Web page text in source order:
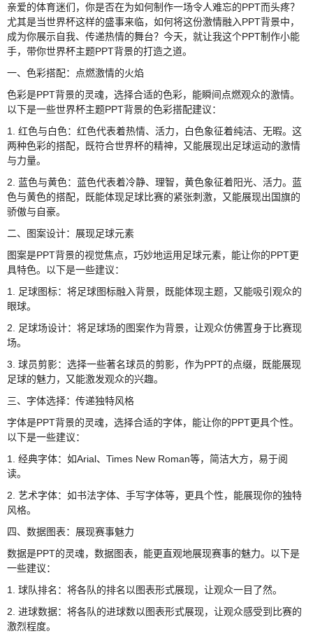
亲爱的体育迷们，你是否在为如何制作一场令人难忘的PPT而头疼？
尤其是当世界杯这样的盛事来临，如何将这份激情融入PPT背景中，
成为你展示自我、传递热情的舞台？今天，就让我这个PPT制作小能
手，带你世界杯主题PPT背景的打造之道。
一、色彩搭配：点燃激情的火焰
色彩是PPT背景的灵魂，选择合适的色彩，能瞬间点燃观众的激情。
以下是一些世界杯主题PPT背景的色彩搭配建议：
1. 红色与白色：红色代表着热情、活力，白色象征着纯洁、无暇。这
两种色彩的搭配，既符合世界杯的精神，又能展现出足球运动的激情
与力量。
2. 蓝色与黄色：蓝色代表着冷静、理智，黄色象征着阳光、活力。蓝
色与黄色的搭配，既能体现足球比赛的紧张刺激，又能展现出国旗的
骄傲与自豪。
二、图案设计：展现足球元素
图案是PPT背景的视觉焦点，巧妙地运用足球元素，能让你的PPT更
具特色。以下是一些建议：
1. 足球图标：将足球图标融入背景，既能体现主题，又能吸引观众的
眼球。
2. 足球场设计：将足球场的图案作为背景，让观众仿佛置身于比赛现
场。
3. 球员剪影：选择一些著名球员的剪影，作为PPT的点缀，既能展现
足球的魅力，又能激发观众的兴趣。
三、字体选择：传递独特风格
字体是PPT背景的灵魂，选择合适的字体，能让你的PPT更具个性。
以下是一些建议：
1. 经典字体：如Arial、Times New Roman等，简洁大方，易于阅
读。
2. 艺术字体：如书法字体、手写字体等，更具个性，能展现你的独特
风格。
四、数据图表：展现赛事魅力
数据是PPT的灵魂，数据图表，能更直观地展现赛事的魅力。以下是
一些建议：
1. 球队排名：将各队的排名以图表形式展现，让观众一目了然。
2. 进球数据：将各队的进球数以图表形式展现，让观众感受到比赛的
激烈程度。